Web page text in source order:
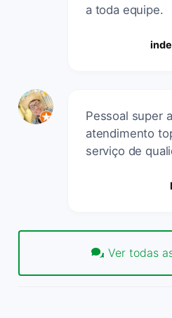
a toda equipe.
Pessoal super
atendimento
serviço de
Ver todas